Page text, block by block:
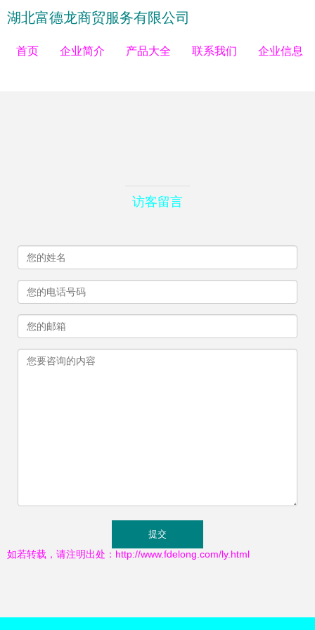
湖北富德龙商贸服务有限公司
首页 企业简介 产品大全 联系我们 企业信息
访客留言
如若转载，请注明出处：http://www.fdelong.com/ly.html